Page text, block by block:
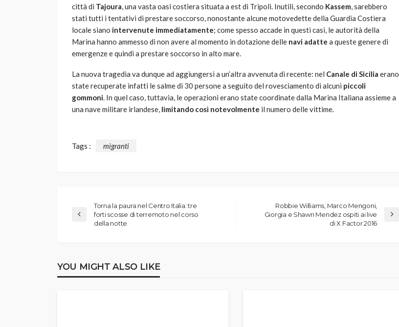
città di Tajoura, una vasta oasi costiera situata a est di Tripoli. Inutili, secondo Kassem, sarebbero
stati tutti i tentativi di prestare soccorso, nonostante alcune motovedette della Guardia Costiera
locale siano intervenute immediatamente; come spesso accade in questi casi, le autorità della
Marina hanno ammesso di non avere al momento in dotazione delle navi adatte a queste genere di
emergenze e quindi a prestare soccorso in alto mare.
La nuova tragedia va dunque ad aggiungersi a un’altra avvenuta di recente: nel Canale di Sicilia erano
state recuperate infatti le salme di 30 persone a seguito del rovesciamento di alcuni piccoli
gommoni. In quel caso, tuttavia, le operazioni erano state coordinate dalla Marina Italiana assieme a
una nave militare irlandese, limitando così notevolmente il numero delle vittime.
Tags : migranti
Torna la paura nel Centro Italia: tre
forti scosse di terremoto nel corso
della notte
Robbie Williams, Marco Mengoni,
Giorgia e Shawn Mendez ospiti ai live
di X Factor 2016
YOU MIGHT ALSO LIKE